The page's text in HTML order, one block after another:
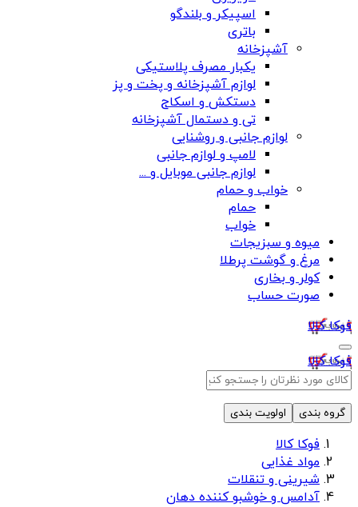
اسپیکر و بلندگو
باتری
آشپزخانه
یکبار مصرف پلاستیکی
لوازم آشپزخانه و پخت و پز
دستکش و اسکاج
تی و دستمال آشپزخانه
لوازم جانبی و روشنایی
لامپ و لوازم جانبی
لوازم جانبی موبایل و ...
خواب و حمام
حمام
خواب
میوه و سبزیجات
مرغ و گوشت پرطلا
کولر و بخاری
صورت حساب
فوکا کالا
فوکا کالا
گروه بندی اولویت بندی
فوکا کالا
مواد غذایی
شیرینی و تنقلات
آدامس و خوشبو کننده دهان